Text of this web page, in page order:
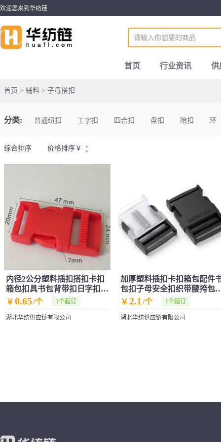
欢迎您来到华纺链
首页 行业资讯 供
首页 > 辅料 > 子母搭扣
分类: 普通纽扣 工字扣 四合扣 盘扣 暗扣 环
综合排序 价格排序 ￥
内径2公分塑料插扣搭扣卡扣
箱包扣具书包背带扣日字扣摁
扣安全扣
￥ 0.65/个 1个起订
湖北华纺供应链有限公司
加厚塑料插扣卡扣箱包配件
包扣子母安全扣织带腰挎包
背包卡扣
￥ 2.1 /个 1个起订
湖北华纺供应链有限公司